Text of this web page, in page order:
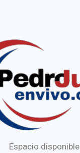
Espacio disponible